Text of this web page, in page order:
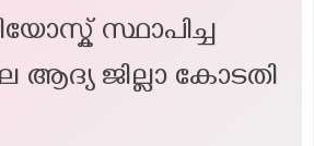
സ്ഥാപിച്ച
ആദ്യ ജില്ലാ കോടതി